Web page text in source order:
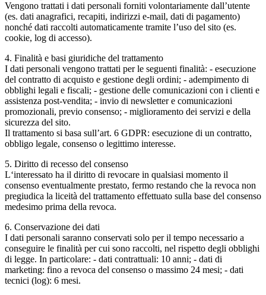
Vengono trattati i dati personali forniti volontariamente dall’utente
(es. dati anagrafici, recapiti, indirizzi e-mail, dati di pagamento)
nonché dati raccolti automaticamente tramite l’uso del sito (es.
cookie, log di accesso).
4. Finalità e basi giuridiche del trattamento
I dati personali vengono trattati per le seguenti finalità: - esecuzione
del contratto di acquisto e gestione degli ordini; - adempimento di
obblighi legali e fiscali; - gestione delle comunicazioni con i clienti e
assistenza post-vendita; - invio di newsletter e comunicazioni
promozionali, previo consenso; - miglioramento dei servizi e della
sicurezza del sito.
Il trattamento si basa sull’art. 6 GDPR: esecuzione di un contratto,
obbligo legale, consenso o legittimo interesse.
5. Diritto di recesso del consenso
L‘interessato ha il diritto di revocare in qualsiasi momento il
consenso eventualmente prestato, fermo restando che la revoca non
pregiudica la liceità del trattamento effettuato sulla base del consenso
medesimo prima della revoca.
6. Conservazione dei dati
I dati personali saranno conservati solo per il tempo necessario a
conseguire le finalità per cui sono raccolti, nel rispetto degli obblighi
di legge. In particolare: - dati contrattuali: 10 anni; - dati di
marketing: fino a revoca del consenso o massimo 24 mesi; - dati
tecnici (log): 6 mesi.